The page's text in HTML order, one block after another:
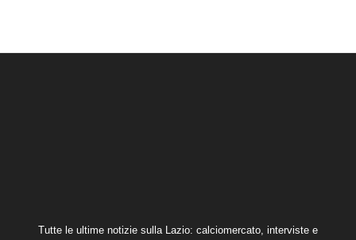
Tutte le ultime notizie sulla Lazio: calciomercato, interviste e